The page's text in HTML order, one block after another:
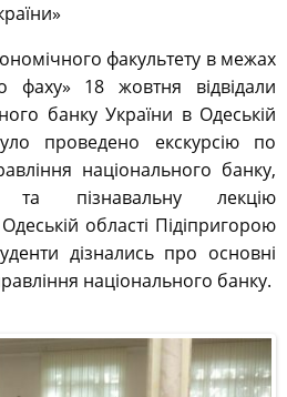
факультету в межах
фаху» 18 жовтня відвідали
банку України в Одеській
проведено екскурсію по
національного банку,
та пізнавальну лекцію
області Підіпригорою
дізнались про основні
національного банку.